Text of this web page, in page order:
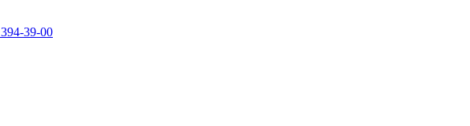
39-00